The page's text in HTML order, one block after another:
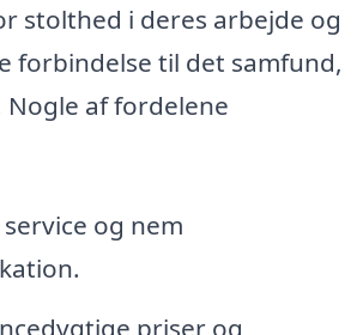
stolthed i deres arbejde og
forbindelse til det samfund,
Nogle af fordelene
og nem
priser og